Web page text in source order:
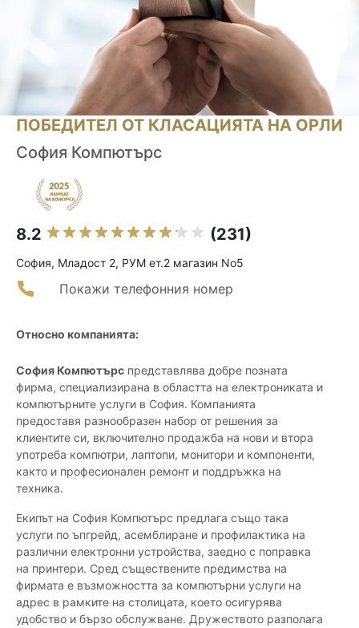
ПОБЕДИТЕЛ ОТ КЛАСАЦИЯТА НА ОРЛИ
София Компютърс
8.2 (231)
София, Младост 2, РУМ ет.2 магазин No5
Покажи телефонния номер
Относно компанията:
София Компютърс представлява добре позната
фирма, специализирана в областта на електрониката и
компютърните услуги в София. Компанията
предоставя разнообразен набор от решения за
клиентите си, включително продажба на нови и втора
употреба компютри, лаптопи, монитори и компоненти,
както и професионален ремонт и поддръжка на
техника.
Екипът на София Компютърс предлага също така
услуги по ъпгрейд, асемблиране и профилактика на
различни електронни устройства, заедно с поправка
на принтери. Сред съществените предимства на
фирмата е възможността за компютърни услуги на
адрес в рамките на столицата, което осигурява
удобство и бързо обслужване. Дружеството разполага